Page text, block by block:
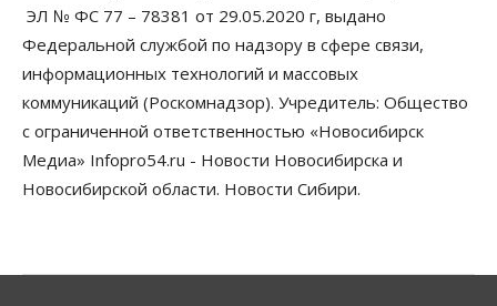
Общество
Места в колледжах Новосибирска будут
«бронировать» со школы
09 Августа 2026, 11:00
Не катастрофа, а стресс-тест: эксперт
новосибирской сети СТО пояснил кому можно
заливать бензин Евро‑2
09 Августа 2026, 10:00
ЭЛ № ФС 77 – 78381 от 29.05.2020 г, выдано
Федеральной службой по надзору в сфере связи,
информационных технологий и массовых
коммуникаций (Роскомнадзор). Учредитель: Общество
с ограниченной ответственностью «Новосибирск
Медиа» Infopro54.ru - Новости Новосибирска и
Новосибирской области. Новости Сибири.